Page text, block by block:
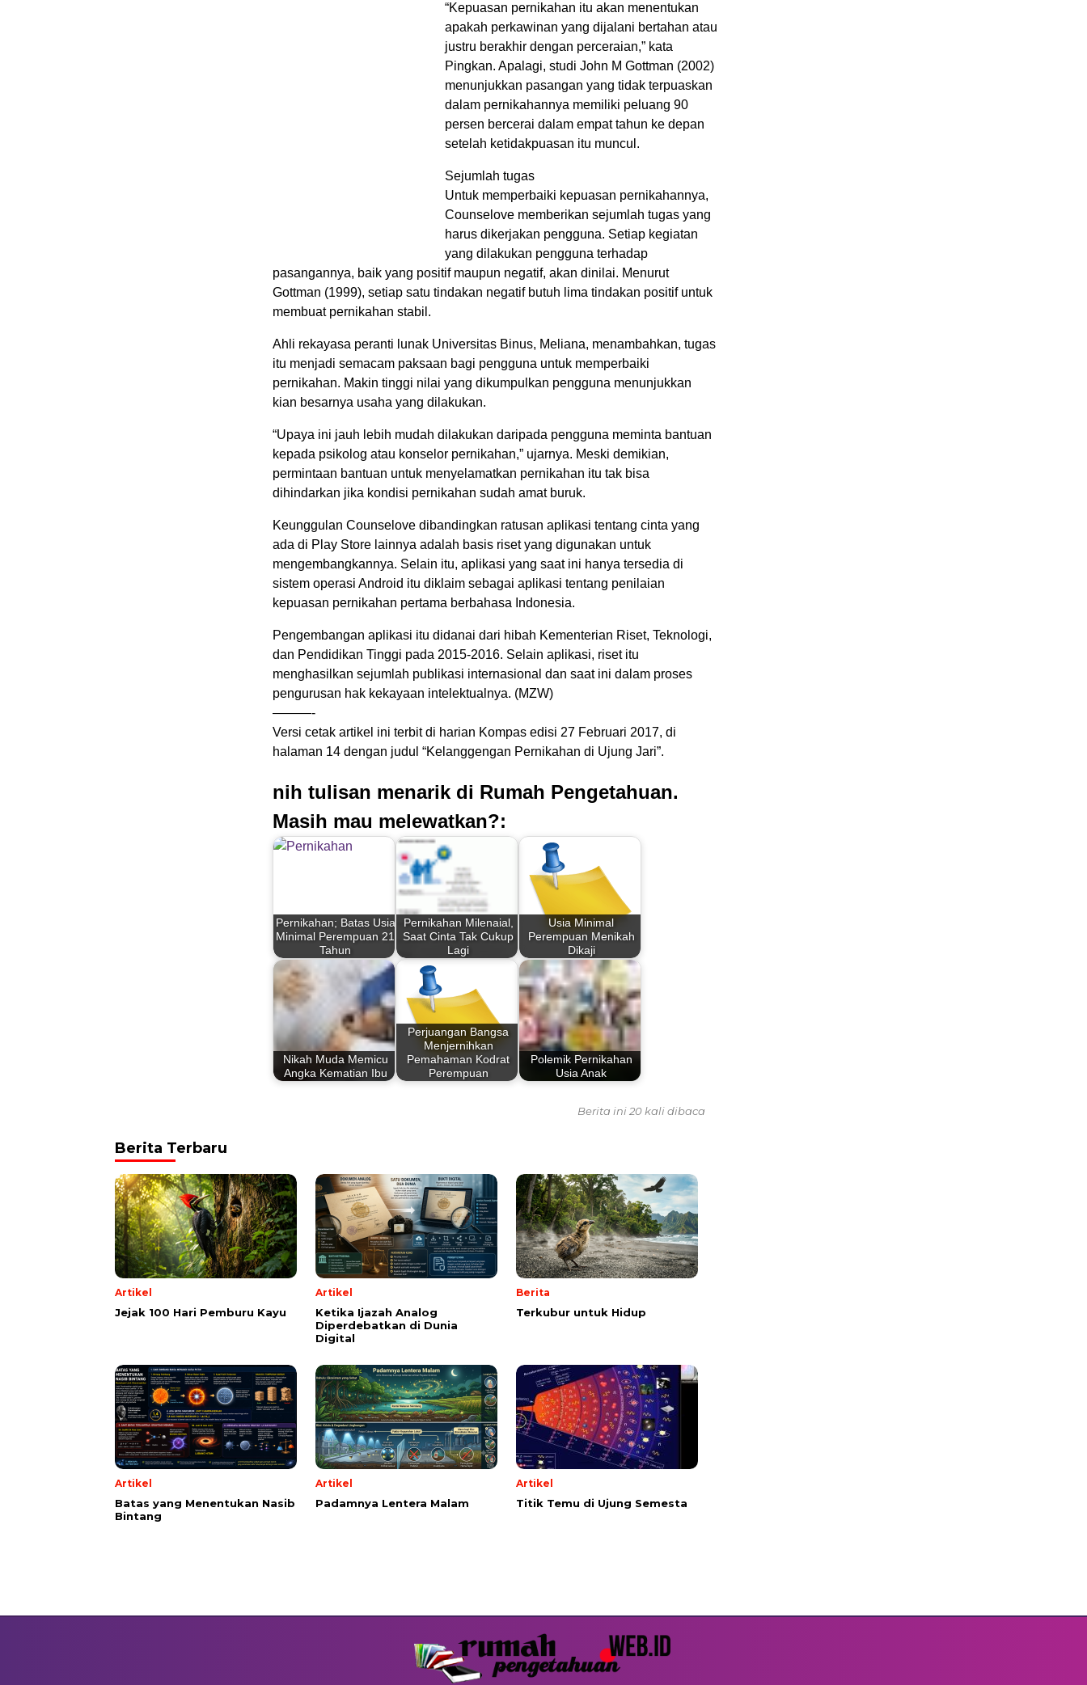
“Kepuasan pernikahan itu akan menentukan
apakah perkawinan yang dijalani bertahan atau
justru berakhir dengan perceraian,” kata
Pingkan. Apalagi, studi John M Gottman (2002)
menunjukkan pasangan yang tidak terpuaskan
dalam pernikahannya memiliki peluang 90
persen bercerai dalam empat tahun ke depan
setelah ketidakpuasan itu muncul.
Sejumlah tugas
Untuk memperbaiki kepuasan pernikahannya,
Counselove memberikan sejumlah tugas yang
harus dikerjakan pengguna. Setiap kegiatan
yang dilakukan pengguna terhadap
pasangannya, baik yang positif maupun negatif, akan dinilai. Menurut
Gottman (1999), setiap satu tindakan negatif butuh lima tindakan positif untuk
membuat pernikahan stabil.
Ahli rekayasa peranti lunak Universitas Binus, Meliana, menambahkan, tugas
itu menjadi semacam paksaan bagi pengguna untuk memperbaiki
pernikahan. Makin tinggi nilai yang dikumpulkan pengguna menunjukkan
kian besarnya usaha yang dilakukan.
“Upaya ini jauh lebih mudah dilakukan daripada pengguna meminta bantuan
kepada psikolog atau konselor pernikahan,” ujarnya. Meski demikian,
permintaan bantuan untuk menyelamatkan pernikahan itu tak bisa
dihindarkan jika kondisi pernikahan sudah amat buruk.
Keunggulan Counselove dibandingkan ratusan aplikasi tentang cinta yang
ada di Play Store lainnya adalah basis riset yang digunakan untuk
mengembangkannya. Selain itu, aplikasi yang saat ini hanya tersedia di
sistem operasi Android itu diklaim sebagai aplikasi tentang penilaian
kepuasan pernikahan pertama berbahasa Indonesia.
Pengembangan aplikasi itu didanai dari hibah Kementerian Riset, Teknologi,
dan Pendidikan Tinggi pada 2015-2016. Selain aplikasi, riset itu
menghasilkan sejumlah publikasi internasional dan saat ini dalam proses
pengurusan hak kekayaan intelektualnya. (MZW)
———-
Versi cetak artikel ini terbit di harian Kompas edisi 27 Februari 2017, di
halaman 14 dengan judul “Kelanggengan Pernikahan di Ujung Jari”.
nih tulisan menarik di Rumah Pengetahuan.
Masih mau melewatkan?:
Pernikahan; Batas Usia
Minimal Perempuan 21
Tahun
Pernikahan Milenaial,
Saat Cinta Tak Cukup
Lagi
Usia Minimal
Perempuan Menikah
Dikaji
Nikah Muda Memicu
Angka Kematian Ibu
Perjuangan Bangsa
Menjernihkan
Pemahaman Kodrat
Perempuan
Polemik Pernikahan
Usia Anak
Berita ini 20 kali dibaca
Berita Terbaru
Artikel
Jejak 100 Hari Pemburu Kayu
Artikel
Ketika Ijazah Analog
Diperdebatkan di Dunia
Digital
Berita
Terkubur untuk Hidup
Artikel
Batas yang Menentukan Nasib
Bintang
Artikel
Padamnya Lentera Malam
Artikel
Titik Temu di Ujung Semesta